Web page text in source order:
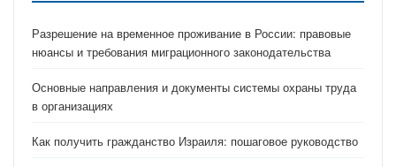
Разрешение на временное проживание в России: правовые
нюансы и требования миграционного законодательства
Основные направления и документы системы охраны труда
в организациях
Как получить гражданство Израиля: пошаговое руководство